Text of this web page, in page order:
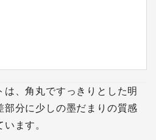
、角丸ですっきりとした明
部分に少しの墨だまりの質感
ます。